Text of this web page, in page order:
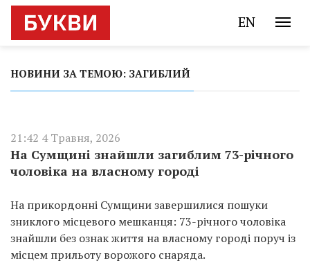
EN
НОВИНИ ЗА ТЕМОЮ: ЗАГИБЛИЙ
21:42 4 Травня, 2026
На Сумщині знайшли загиблим 73-річного
чоловіка на власному городі
На прикордонні Сумщини завершилися пошуки
зниклого місцевого мешканця: 73-річного чоловіка
знайшли без ознак життя на власному городі поруч із
місцем прильоту ворожого снаряда.